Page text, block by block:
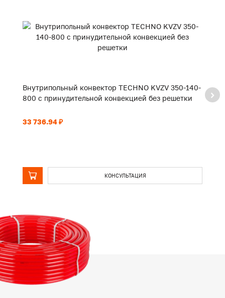
Внутрипольный конвектор TECHNO KVZV 350-140-
800 с принудительной конвекцией без решетки
33 736.94 ₽
КОНСУЛЬТАЦИЯ